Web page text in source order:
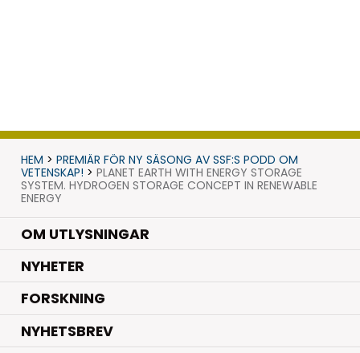
HEM > PREMIÄR FÖR NY SÄSONG AV SSF:S PODD OM
VETENSKAP! > PLANET EARTH WITH ENERGY STORAGE
SYSTEM. HYDROGEN STORAGE CONCEPT IN RENEWABLE
ENERGY
OM UTLYSNINGAR
NYHETER.
FORSKNING.
NYHETSBREV